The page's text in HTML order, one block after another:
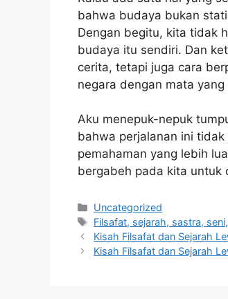
bahwa budaya bukan
Dengan begitu, kita tidak
budaya itu sendiri. Dan
cerita, tetapi juga cara
negara dengan mata
Aku menepuk-nepuk
bahwa perjalanan ini
pemahaman yang lebih
bergabeh pada kita untuk
Categories
Uncategorized
Tags
Filsafat, sejarah, sastra,
Kisah Filsafat dan Sejarah
Kisah Filsafat dan Sejarah